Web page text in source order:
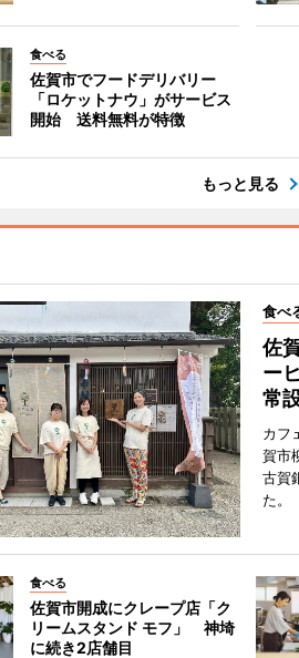
食べる
佐賀市でフードデリバリー
「ロケットナウ」がサービス
開始 送料無料が特徴
もっと見る
食べ
佐
ー
常
カフ
賀市
古賀
た。
食べる
佐賀市開成にクレープ店「ク
リームスタンド モフ」 神埼
に続き2店舗目